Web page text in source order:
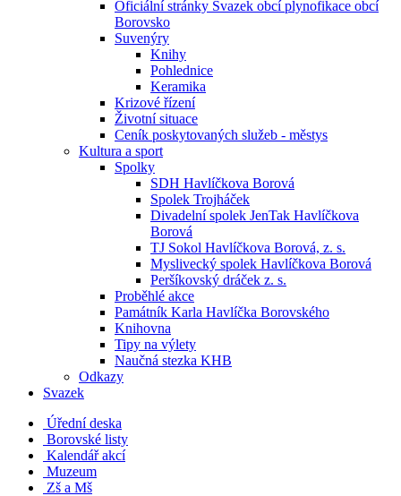
Oficiální stránky Svazek obcí plynofikace obcí
Borovsko
Suvenýry
Knihy
Pohlednice
Keramika
Krizové řízení
Životní situace
Ceník poskytovaných služeb - městys
Kultura a sport
Spolky
SDH Havlíčkova Borová
Spolek Trojháček
Divadelní spolek JenTak Havlíčkova
Borová
TJ Sokol Havlíčkova Borová, z. s.
Myslivecký spolek Havlíčkova Borová
Peršíkovský dráček z. s.
Proběhlé akce
Památník Karla Havlíčka Borovského
Knihovna
Tipy na výlety
Naučná stezka KHB
Odkazy
Svazek
Úřední deska
Borovské listy
Kalendář akcí
Muzeum
Zš a Mš